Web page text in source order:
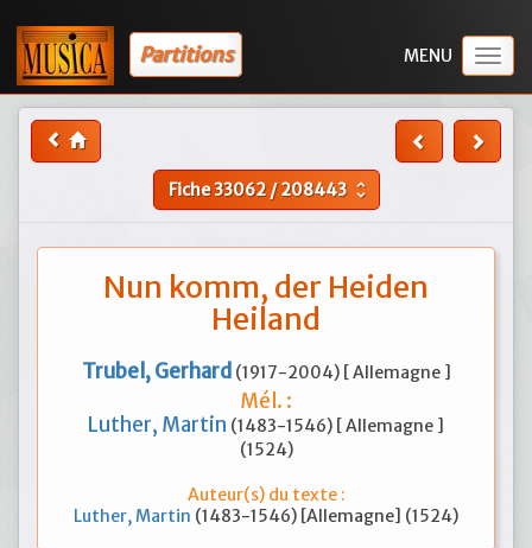
Partitions
Fiche33062/208443 unfold_more
Nun komm, der Heiden
Heiland
Trubel, Gerhard (1917-2004) [ Allemagne ]
Mél. :
Luther, Martin (1483-1546) [ Allemagne ]
(1524)
Auteur(s) du texte :
Luther, Martin (1483-1546) [Allemagne] (1524)